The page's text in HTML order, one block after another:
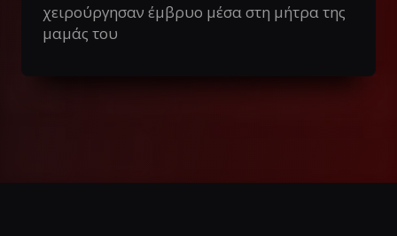
χειρούργησαν έμβρυο μέσα στη μήτρα της
μαμάς του